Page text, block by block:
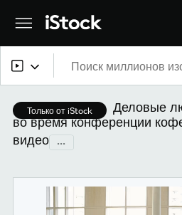
Все материалы
Изображения
Иллюстрации
Только от iStock
Деловые
во время конференции
видео ...